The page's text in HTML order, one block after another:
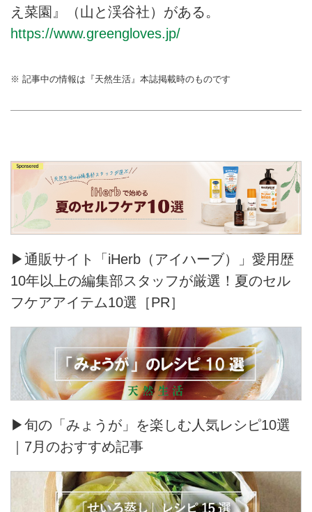
え菜園』（山と渓谷社）がある。
https://www.greengloves.jp/
※ 記事中の情報は『天然生活』本誌掲載時のものです
▶通販サイト「iHerb（アイハーブ）」愛用歴
10年以上の編集部スタッフが厳選！夏のセル
フケアアイテム10選［PR］
▶旬の「みょうが」を楽しむ人気レシピ10選
｜7月のおすすめ記事